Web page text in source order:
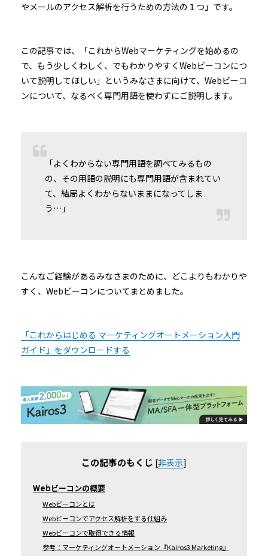
やメールのアクセス解析を行うための方法の１つ」です。
この記事では、「これからWebマーケティングを始めるの
で、もう少しくわしく、でもわかりやすくWebビーコンにつ
いて説明してほしい」というみなさまに向けて、Webビーコ
ンについて、なるべく専門用語を使わずにご説明します。
「よくわからない専門用語を調べてみるもの
の、その用語の説明にも専門用語が含まれてい
て、結局よくわからないままになってしま
う…」
こんなご経験があるみなさまのために、どこよりもわかりや
すく、Webビーコンについてまとめました。
「これからはじめる マーケティングオートメーション入門
ガイド」をダウンロードする
この記事のもくじ [非表示]
Webビーコンの概要
Webビーコンとは
Webビーコンでアクセス解析をする仕組み
Webビーコンで取得できる情報
参考：マーケティングオートメーション『Kairos3 Marketing』